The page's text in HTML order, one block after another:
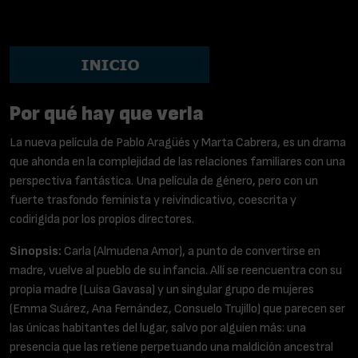
Por qué hay que verla
La nueva película de Pablo Aragüés y Marta Cabrera, es un drama
que ahonda en la complejidad de las relaciones familiares con una
perspectiva fantástica. Una película de género, pero con un
fuerte trasfondo feminista y reivindicativo, coescrita y
codirigida por los propios directores.
Sinopsis: Carla (Almudena Amor), a punto de convertirse en
madre, vuelve al pueblo de su infancia. Allí se reencuentra con su
propia madre (Luisa Gavasa) y un singular grupo de mujeres
(Emma Suárez, Ana Fernández, Consuelo Trujillo) que parecen ser
las únicas habitantes del lugar, salvo por alguien más: una
presencia que las retiene perpetuando una maldición ancestral